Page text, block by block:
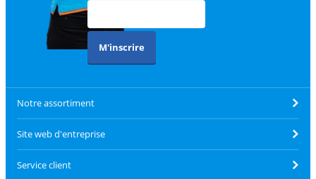
M'inscrire
Notre assortiment
Site web d'entreprise
Service client